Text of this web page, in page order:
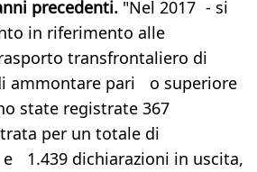
precedenti. "Nel 2017 - si
in riferimento alle
transfrontaliero di
ammontare pari o superiore
state registrate 367
per un totale di
e 1.439 dichiarazioni in uscita,